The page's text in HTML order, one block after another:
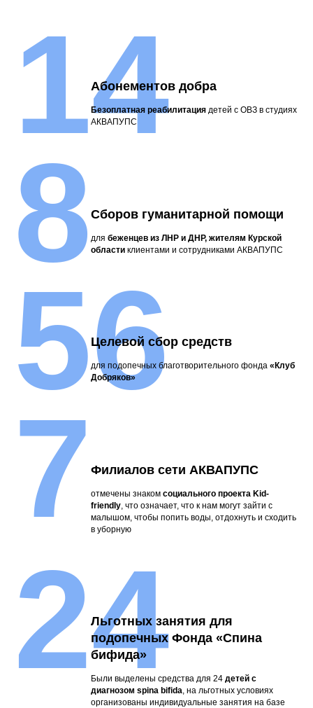
Абонементов добра
Безоплатная реабилитация детей с ОВЗ в студиях
АКВАПУПС
14
Сборов гуманитарной помощи
для беженцев из ЛНР и ДНР, жителям Курской
области клиентами и сотрудниками АКВАПУПС
8
Целевой сбор средств
для подопечных благотворительного фонда «Клуб
Добряков»
56
Филиалов сети АКВАПУПС
отмечены знаком социального проекта Kid-
friendly, что означает, что к нам могут зайти с
малышом, чтобы попить воды, отдохнуть и сходить
в уборную
7
Льготных занятия для
подопечных Фонда «Спина
бифида»
Были выделены средства для 24 детей с
диагнозом spina bifida, на льготных условиях
организованы индивидуальные занятия на базе
24